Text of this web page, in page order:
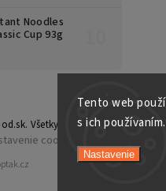
Tento web
s ich
Nastavenie
Noodles
Cup 93g
. Všetky práva vyhradené.
cookies